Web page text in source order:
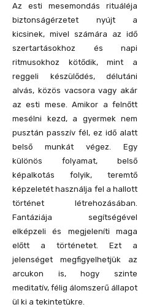
Az esti mesemondás rituáléja
biztonságérzetet nyújt a
kicsinek, mivel számára az idő
szertartásokhoz és napi
ritmusokhoz kötődik, mint a
reggeli készülődés, délutáni
alvás, közös vacsora vagy akár
az esti mese. Amikor a felnőtt
mesélni kezd, a gyermek nem
pusztán passzív fél, ez idő alatt
belső munkát végez. Egy
különös folyamat, belső
képalkotás folyik, teremtő
képzeletét használja fel a hallott
történet létrehozásában.
Fantáziája segítségével
elképzeli és megjeleníti maga
előtt a történetet. Ezt a
jelenséget megfigyelhetjük az
arcukon is, hogy szinte
meditatív, félig álomszerű állapot
ül ki a tekintetükre.